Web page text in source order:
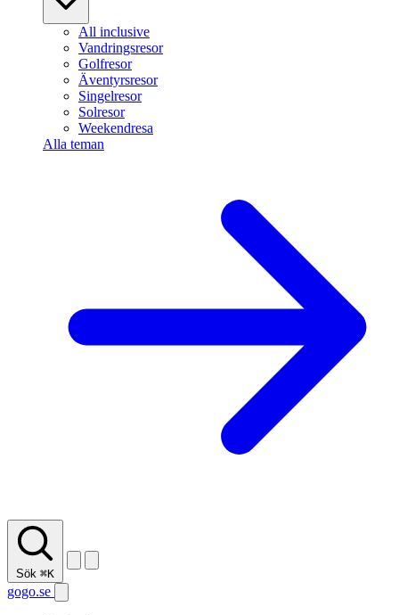
All inclusive
Vandringsresor
Golfresor
Äventyrsresor
Singelresor
Solresor
Weekendresa
Alla teman
Sök ⌘K
gogo.se